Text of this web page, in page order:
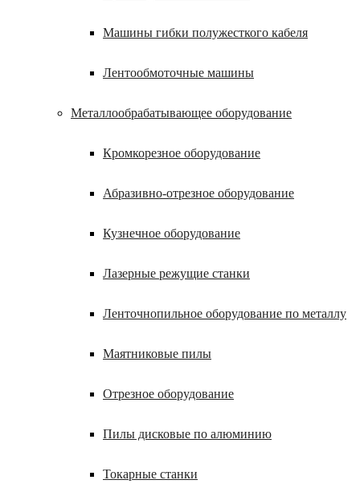
Машины гибки полужесткого кабеля
Лентообмоточные машины
Металлообрабатывающее оборудование
Кромкорезное оборудование
Абразивно-отрезное оборудование
Кузнечное оборудование
Лазерные режущие станки
Ленточнопильное оборудование по металлу
Маятниковые пилы
Отрезное оборудование
Пилы дисковые по алюминию
Токарные станки